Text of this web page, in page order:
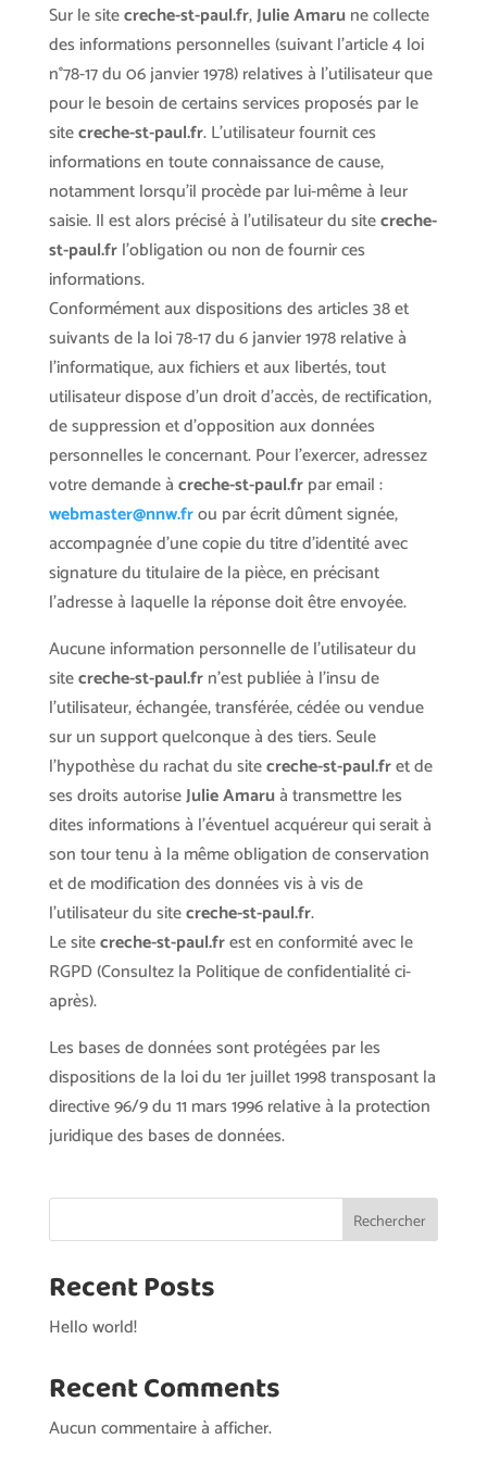
Sur le sitecreche-st-paul.fr,Julie Amarune collecte
des informations personnelles (suivant l’article 4 loi
n°78-17 du 06 janvier 1978) relatives à l’utilisateur que
pour le besoin de certains services proposés par le
sitecreche-st-paul.fr. L’utilisateur fournit ces
informations en toute connaissance de cause,
notamment lorsqu’il procède par lui-même à leur
saisie. Il est alors précisé à l’utilisateur du sitecreche-
st-paul.frl’obligation ou non de fournir ces
informations.
Conformément aux dispositions des articles 38 et
suivants de la loi 78-17 du 6 janvier 1978 relative à
l’informatique, aux fichiers et aux libertés, tout
utilisateur dispose d’un droit d’accès, de rectification,
de suppression et d’opposition aux données
personnelles le concernant. Pour l’exercer, adressez
votre demande àcreche-st-paul.frpar email :
webmaster@nnw.frou par écrit dûment signée,
accompagnée d’une copie du titre d’identité avec
signature du titulaire de la pièce, en précisant
l’adresse à laquelle la réponse doit être envoyée.
Aucune information personnelle de l’utilisateur du
sitecreche-st-paul.frn’est publiée à l’insu de
l’utilisateur, échangée, transférée, cédée ou vendue
sur un support quelconque à des tiers. Seule
l’hypothèse du rachat du sitecreche-st-paul.fret de
ses droits autoriseJulie Amaruà transmettre les
dites informations à l’éventuel acquéreur qui serait à
son tour tenu à la même obligation de conservation
et de modification des données vis à vis de
l’utilisateur du sitecreche-st-paul.fr.
Le sitecreche-st-paul.frest en conformité avec le
RGPD (Consultez la Politique de confidentialité ci-
après).
Les bases de données sont protégées par les
dispositions de la loi du 1er juillet 1998 transposant la
directive 96/9 du 11 mars 1996 relative à la protection
juridique des bases de données.
Rechercher
Recent Posts
Hello world!
Recent Comments
Aucun commentaire à afficher.